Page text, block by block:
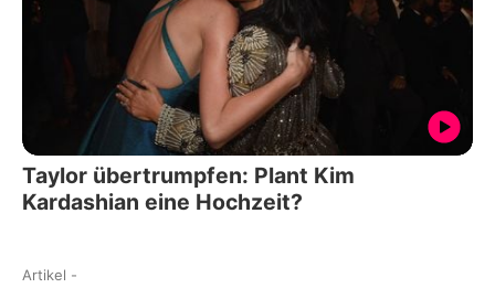
Taylor übertrumpfen: Plant Kim
Kardashian eine Hochzeit?
Artikel -